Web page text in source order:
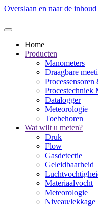
Overslaan en naar de inhoud
Home
Producten
Manometers
Draagbare
Procestechniek
Datalogger
Meteorologie
Toebehoren
Wat wilt u meten?
Druk
Flow
Gasdetectie
Geleidbaarheid
Materiaalvocht
Meteorologie
Niveau/lekkage